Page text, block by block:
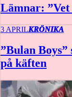
Lämnar: ”Vet
3 APRILKRÖNIKA
”Bulan
på käften